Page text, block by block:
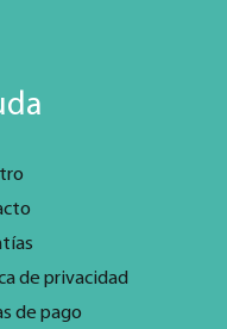
de privacidad
de pago